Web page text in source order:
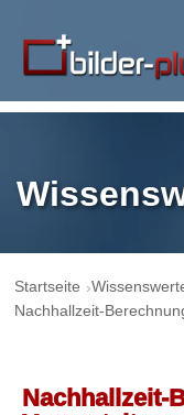
Startseite
Nachhallzeit-
Nachhallzeit-